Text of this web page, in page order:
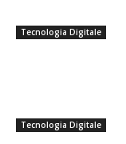
Tecnologia Digitale
Tecnologia Digitale